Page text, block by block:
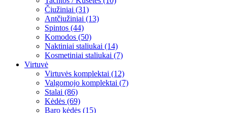
Čiužiniai (31)
Antčiužiniai (13)
Spintos (44)
Komodos (50)
Naktiniai staliukai (14)
Kosmetiniai staliukai (7)
Virtuvė
Virtuvės komplektai (12)
Valgomojo komplektai (7)
Stalai (86)
Kėdės (69)
Baro kėdės (15)